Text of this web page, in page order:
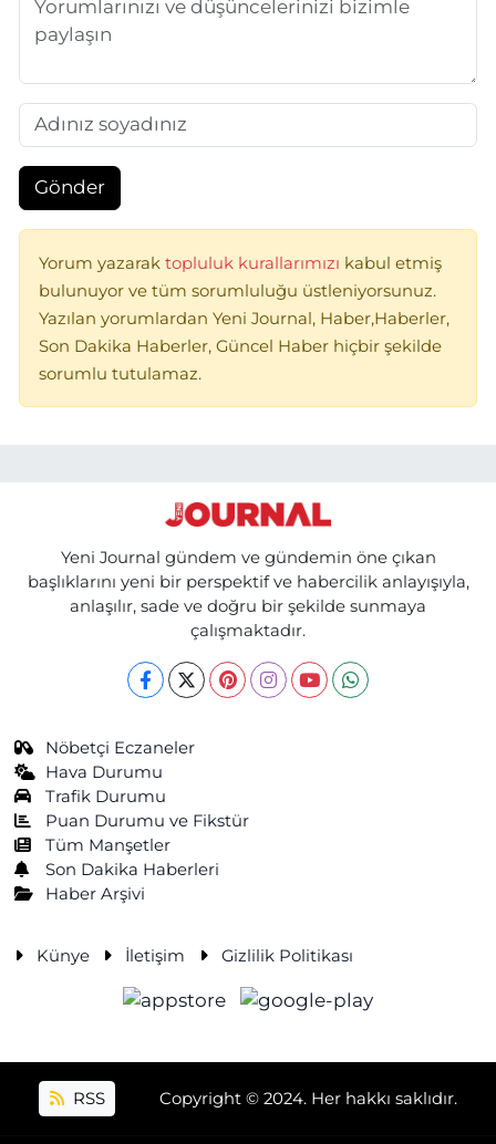
Gönder
Yorum yazarak topluluk kurallarımızı kabul etmiş
bulunuyor ve tüm sorumluluğu üstleniyorsunuz.
Yazılan yorumlardan Yeni Journal, Haber,Haberler,
Son Dakika Haberler, Güncel Haber hiçbir şekilde
sorumlu tutulamaz.
Yeni Journal gündem ve gündemin öne çıkan
başlıklarını yeni bir perspektif ve habercilik anlayışıyla,
anlaşılır, sade ve doğru bir şekilde sunmaya
çalışmaktadır.
Nöbetçi Eczaneler
Hava Durumu
Trafik Durumu
Puan Durumu ve Fikstür
Tüm Manşetler
Son Dakika Haberleri
Haber Arşivi
Künye İletişim Gizlilik Politikası
RSS Copyright © 2024. Her hakkı saklıdır.